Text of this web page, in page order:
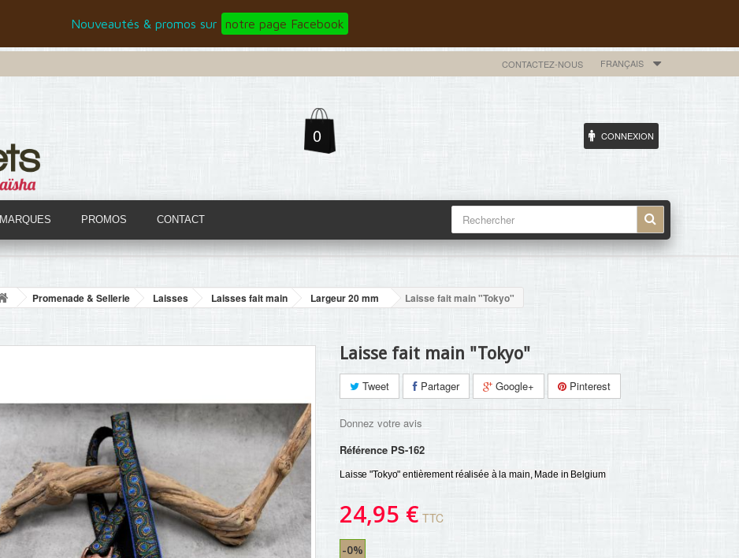
Nouveautés & promos sur notre page Facebook
FRANÇAIS
CONTACTEZ-NOUS
0 CONNEXION
MARQUES PROMOS CONTACT
Promenade & Sellerie Laisses Laisses fait main Largeur 20 mm Laisse fait main "Tokyo"
Laisse fait main "Tokyo"
Tweet Partager Google+ Pinterest
Donnez votre avis
Référence PS-162
Laisse "Tokyo" entièrement réalisée à la main, Made in Belgium
24,95 € TTC
-0%